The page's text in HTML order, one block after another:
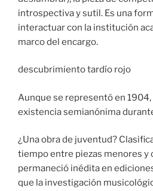
introspectiva y sutil. Es una
interactuar con la institución
marco del encargo.
descubrimiento tardío rojo
Aunque se representó en 1904,
existencia semianónima
¿Una obra de juventud?
tiempo entre piezas menores y
permaneció inédita en
que la investigación